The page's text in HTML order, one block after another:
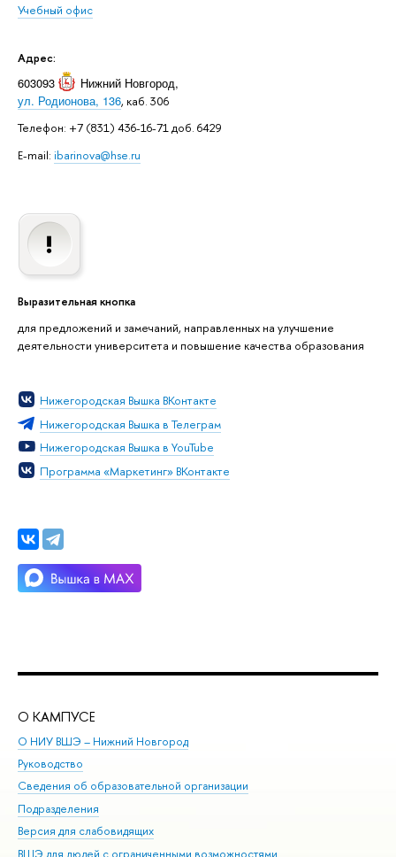
Учебный офис
Адрес:
603093 Нижний Новгород,
ул. Родионова, 136, каб. 306
Телефон: +7 (831) 436-16-71 доб. 6429
E-mail: ibarinova@hse.ru
Выразительная кнопка
для предложений и замечаний, направленных на улучшение
деятельности университета и повышение качества образования
Нижегородская Вышка ВКонтакте
Нижегородская Вышка в Телеграм
Нижегородская Вышка в YouTube
Программа «Маркетинг» ВКонтакте
О КАМПУСЕ
О НИУ ВШЭ – Нижний Новгород
Руководство
Сведения об образовательной организации
Подразделения
Версия для слабовидящих
ВШЭ для людей с ограниченными возможностями